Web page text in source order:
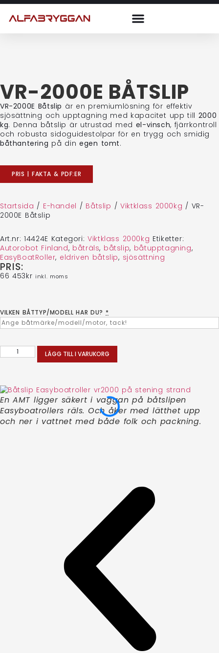
VR-2000E BÅTSLIP
VR-2000E Båtslip är en premiumlösning för effektiv
sjösättning och upptagning med kapacitet upp till 2000
kg. Denna båtslip är utrustad med el-vinsch, fjärrkontroll
och robusta sidoguidestolpar för en trygg och smidig
båthantering på dinegen tomt.
PRIS | FAKTA & PDF:ER
Startsida / E-handel / Båtslip /Viktklass 2000kg / VR-
2000E Båtslip
Art.nr:14424E Kategori:Viktklass 2000kg Etiketter:
Autorobot Finland, båträls, båtslip, båtupptagning,
EasyBoatRoller, eldriven båtslip, sjösättning
PRIS:
66 453kr inkl. moms
VILKEN BÅTTYP/MODELL HAR DU? *
LÄGG TILL I VARUKORG
En AMT ligger säkert i vaggan på båtslipen
Easyboatrollers räls. Och åker med lätthet upp
och ner i vattnet med både folk och packning.